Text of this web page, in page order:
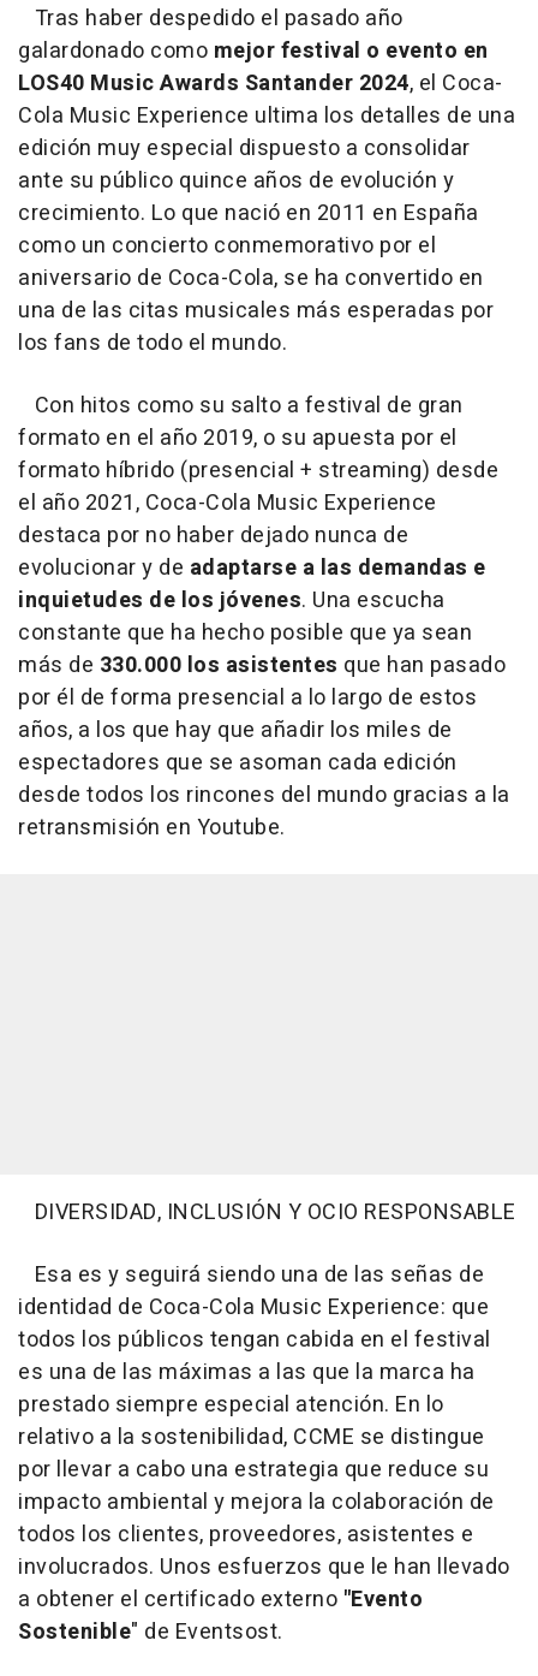
Tras haber despedido el pasado año
galardonado como mejor festival o evento en
LOS40 Music Awards Santander 2024, el Coca-
Cola Music Experience ultima los detalles de una
edición muy especial dispuesto a consolidar
ante su público quince años de evolución y
crecimiento. Lo que nació en 2011 en España
como un concierto conmemorativo por el
aniversario de Coca-Cola, se ha convertido en
una de las citas musicales más esperadas por
los fans de todo el mundo.
Con hitos como su salto a festival de gran
formato en el año 2019, o su apuesta por el
formato híbrido (presencial + streaming) desde
el año 2021, Coca-Cola Music Experience
destaca por no haber dejado nunca de
evolucionar y de adaptarse a las demandas e
inquietudes de los jóvenes. Una escucha
constante que ha hecho posible que ya sean
más de 330.000 los asistentes que han pasado
por él de forma presencial a lo largo de estos
años, a los que hay que añadir los miles de
espectadores que se asoman cada edición
desde todos los rincones del mundo gracias a la
retransmisión en Youtube.
DIVERSIDAD, INCLUSIÓN Y OCIO RESPONSABLE
Esa es y seguirá siendo una de las señas de
identidad de Coca-Cola Music Experience: que
todos los públicos tengan cabida en el festival
es una de las máximas a las que la marca ha
prestado siempre especial atención. En lo
relativo a la sostenibilidad, CCME se distingue
por llevar a cabo una estrategia que reduce su
impacto ambiental y mejora la colaboración de
todos los clientes, proveedores, asistentes e
involucrados. Unos esfuerzos que le han llevado
a obtener el certificado externo "Evento
Sostenible" de Eventsost.